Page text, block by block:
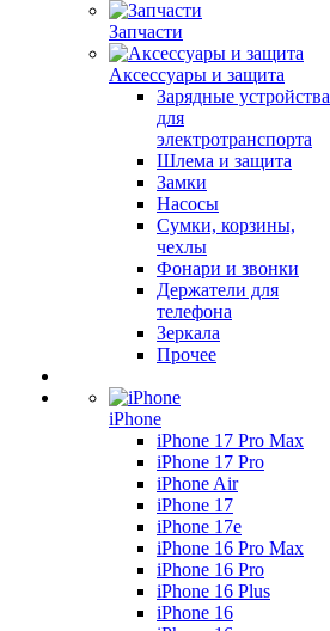
Запчасти
Аксессуары и защита
Зарядные устройства
для
электротранспорта
Шлема и защита
Замки
Насосы
Сумки, корзины,
чехлы
Фонари и звонки
Держатели для
телефона
Зеркала
Прочее
iPhone
iPhone 17 Pro Max
iPhone 17 Pro
iPhone Air
iPhone 17
iPhone 17e
iPhone 16 Pro Max
iPhone 16 Pro
iPhone 16 Plus
iPhone 16